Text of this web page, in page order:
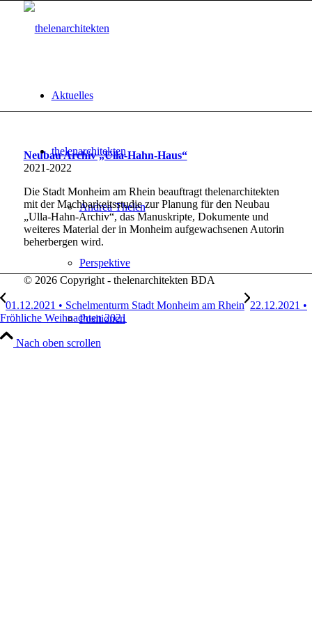
Aktuelles
thelenarchitekten
Andrea Thelen
Perspektive
Positionen
Neubau Archiv „Ulla-Hahn-Haus“
2021-2022
Die Stadt Monheim am Rhein beauftragt thelenarchitekten
mit der Machbarkeitsstudie zur Planung für den Neubau
„Ulla-Hahn-Archiv“, das Manuskripte, Dokumente und
weiteres Material der in Monheim aufgewachsenen Autorin
beherbergen wird.
© 2026 Copyright - thelenarchitekten BDA
01.12.2021 • Schelmenturm Stadt Monheim am Rhein 22.12.2021 •
Fröhliche Weihnachten 2021
Nach oben scrollen